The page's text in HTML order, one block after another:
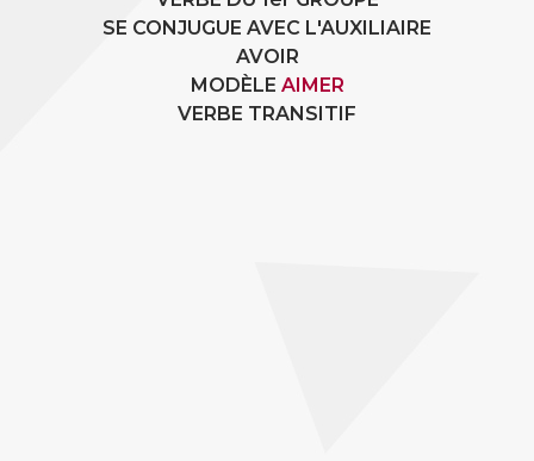
SE CONJUGUE AVEC L'AUXILIAIRE
AVOIR
MODÈLE AIMER
VERBE TRANSITIF